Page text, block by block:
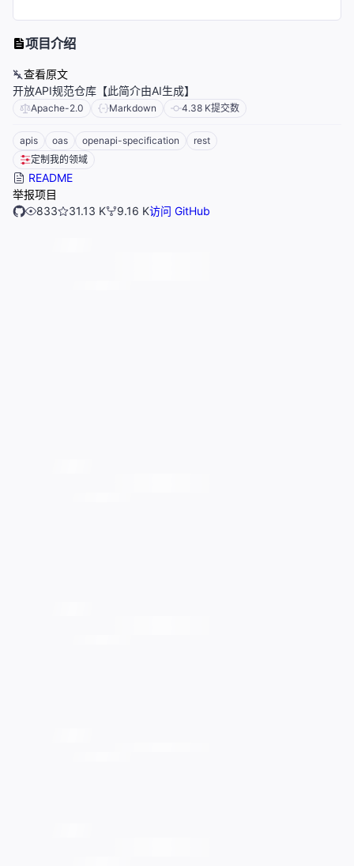
项目介绍
查看原文
开放API规范仓库【此简介由AI生成】
Apache-2.0 Markdown 4.38 K提交数
apis oas openapi-specification
rest
定制我的领域
README
举报项目
833
31.13 K 9.16 K访问 GitHub